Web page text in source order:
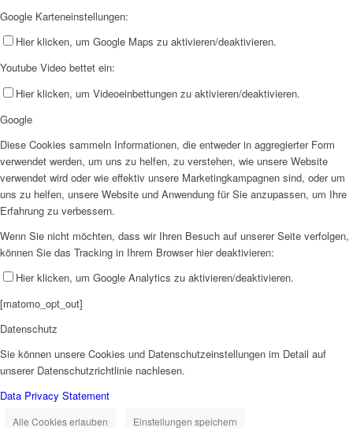
Google Karteneinstellungen:
Hier klicken, um Google Maps zu aktivieren/deaktivieren.
Youtube Video bettet ein:
Hier klicken, um Videoeinbettungen zu aktivieren/deaktivieren.
Google
Diese Cookies sammeln Informationen, die entweder in aggregierter Form
verwendet werden, um uns zu helfen, zu verstehen, wie unsere Website
verwendet wird oder wie effektiv unsere Marketingkampagnen sind, oder um
uns zu helfen, unsere Website und Anwendung für Sie anzupassen, um Ihre
Erfahrung zu verbessern.
Wenn Sie nicht möchten, dass wir Ihren Besuch auf unserer Seite verfolgen,
können Sie das Tracking in Ihrem Browser hier deaktivieren:
Hier klicken, um Google Analytics zu aktivieren/deaktivieren.
[matomo_opt_out]
Datenschutz
Sie können unsere Cookies und Datenschutzeinstellungen im Detail auf
unserer Datenschutzrichtlinie nachlesen.
Data Privacy Statement
Alle Cookies erlauben Einstellungen speichern